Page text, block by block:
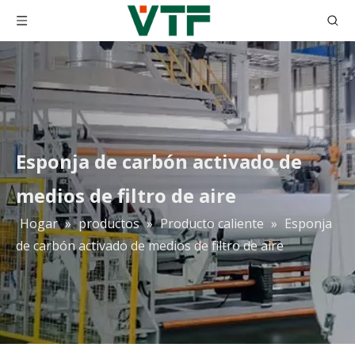
Esponja de carbón activado de
medios de filtro de aire
Hogar » productos » Producto caliente » Esponja
de carbón activado de medios de filtro de aire
H10 H11 H12 H13 H14 Purificador de aire Hepa Filter Media Papel de fibra de vidrio Papel de filtro de la fibra de vidrio de HEPA filtro de Hepa del plisado del papel de filtro de 0,3 micrones Hepa 99,99%